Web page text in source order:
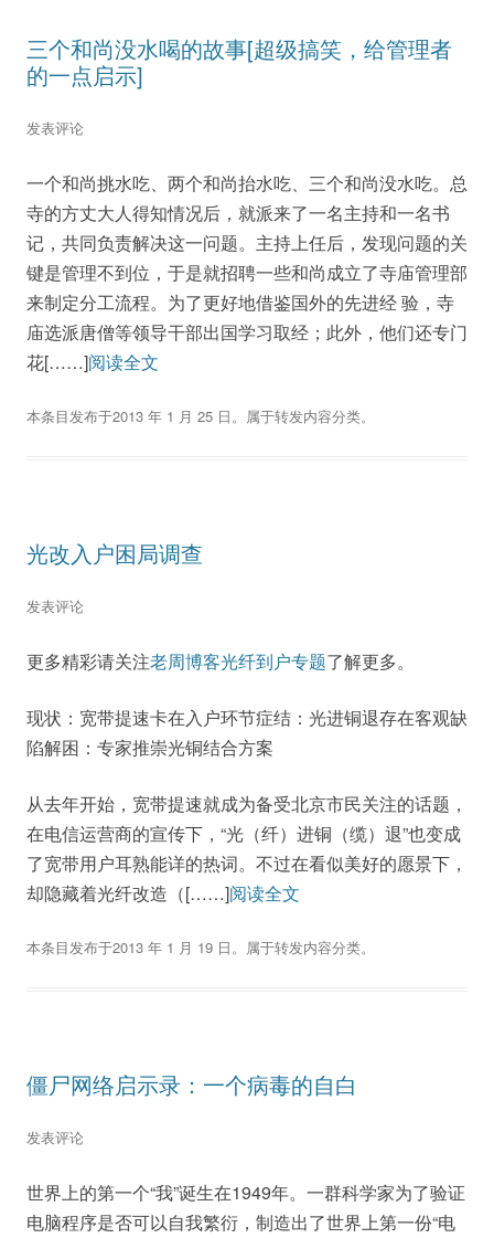
三个和尚没水喝的故事[超级搞笑，给管理者
的一点启示]
发表评论
一个和尚挑水吃、两个和尚抬水吃、三个和尚没水吃。总
寺的方丈大人得知情况后，就派来了一名主持和一名书
记，共同负责解决这一问题。主持上任后，发现问题的关
键是管理不到位，于是就招聘一些和尚成立了寺庙管理部
来制定分工流程。为了更好地借鉴国外的先进经 验，寺
庙选派唐僧等领导干部出国学习取经；此外，他们还专门
花[……]阅读全文
本条目发布于2013 年 1 月 25 日。属于转发内容分类。
光改入户困局调查
发表评论
更多精彩请关注老周博客光纤到户专题了解更多。
现状：宽带提速卡在入户环节症结：光进铜退存在客观缺
陷解困：专家推崇光铜结合方案
从去年开始，宽带提速就成为备受北京市民关注的话题，
在电信运营商的宣传下，“光（纤）进铜（缆）退”也变成
了宽带用户耳熟能详的热词。不过在看似美好的愿景下，
却隐藏着光纤改造（[……]阅读全文
本条目发布于2013 年 1 月 19 日。属于转发内容分类。
僵尸网络启示录：一个病毒的自白
发表评论
世界上的第一个“我”诞生在1949年。一群科学家为了验证
电脑程序是否可以自我繁衍，制造出了世界上第一份“电